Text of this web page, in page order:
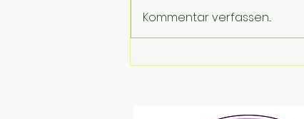
Kommentar verfassen...